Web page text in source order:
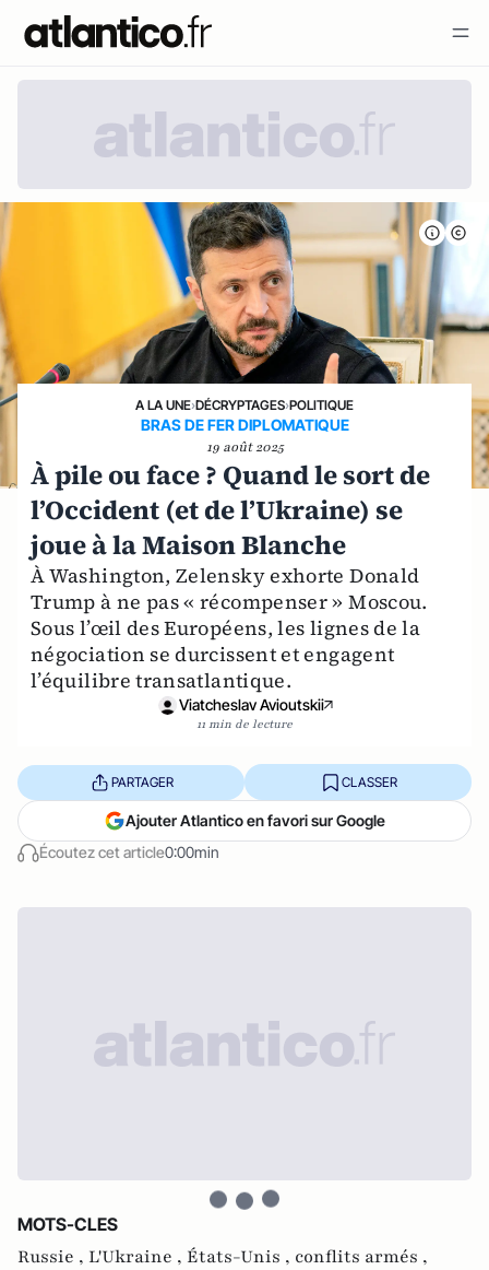
A LA UNE›DÉCRYPTAGES›POLITIQUE
BRAS DE FER DIPLOMATIQUE
19 août 2025
À pile ou face ? Quand le sort de
l’Occident (et de l’Ukraine) se
joue à la Maison Blanche
À Washington, Zelensky exhorte Donald
Trump à ne pas « récompenser » Moscou.
Sous l’œil des Européens, les lignes de la
négociation se durcissent et engagent
l’équilibre transatlantique.
Viatcheslav Avioutskii
11 min de lecture
Écoutez cet article0:00min
PARTAGER CLASSER
Ajouter Atlantico en favori sur Google
MOTS-CLES
Russie , L'Ukraine , États-Unis , conflits armés ,